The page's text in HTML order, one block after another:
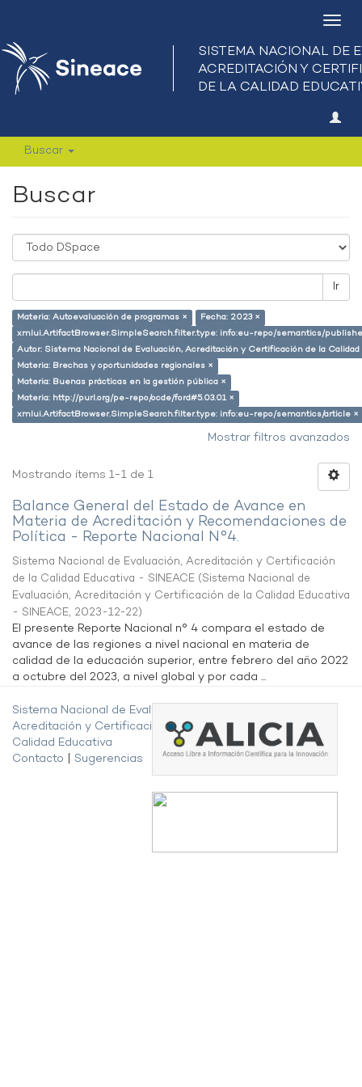
Buscar
Buscar
Ir
Materia: Autoevaluación de programas ×
Fecha: 2023 ×
xmlui.ArtifactBrowser.SimpleSearch.filter.type: info:eu-repo/semantics/
Autor: Sistema Nacional de Evaluación, Acreditación y Certificación de la
Materia: Brechas y oportunidades regionales ×
Materia: Buenas prácticas en la gestión pública ×
Materia: http://purl.org/pe-repo/ocde/ford#5.03.01 ×
xmlui.ArtifactBrowser.SimpleSearch.filter.type: info:eu-repo/semantics/article ×
Mostrar filtros avanzados
Mostrando ítems 1-1 de 1
Balance General del Estado de Avance en
Materia de Acreditación y Recomendaciones de
Política - Reporte Nacional N°4.
Sistema Nacional de Evaluación, Acreditación y Certificación
de la Calidad Educativa - SINEACE (Sistema Nacional de
Evaluación, Acreditación y Certificación de la Calidad Educativa
- SINEACE, 2023-12-22)
El presente Reporte Nacional n° 4 compara el estado de
avance de las regiones a nivel nacional en materia de
calidad de la educación superior, entre febrero del año 2022
a octubre del 2023, a nivel global y por cada ...
Sistema Nacional de Evaluación,
Acreditación y Certificación de la
Calidad Educativa
Contacto
Sugerencias